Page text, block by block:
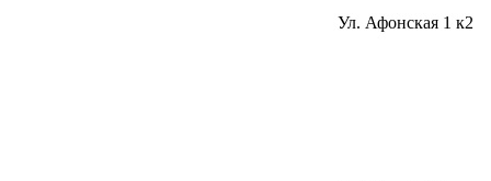
Ул. Афонская 1 к2